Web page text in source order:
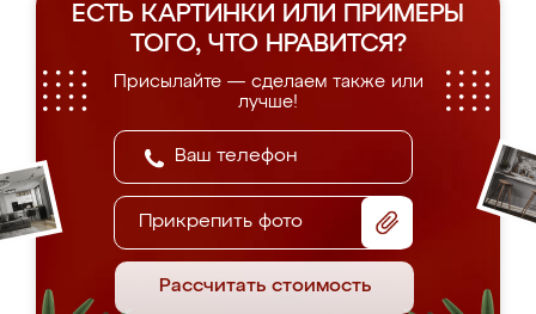
ЕСТЬ КАРТИНКИ ИЛИ ПРИМЕРЫ
ТОГО, ЧТО НРАВИТСЯ?
Присылайте — сделаем также или
лучше!
Прикрепить фото
Рассчитать стоимость